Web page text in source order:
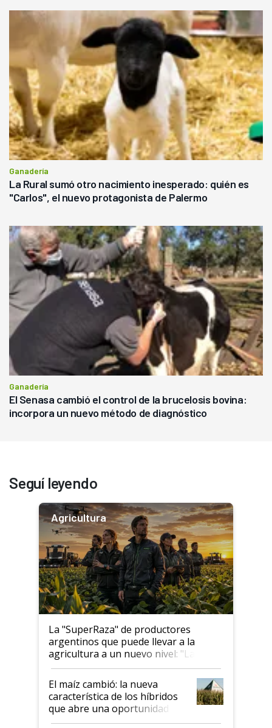
Ganadería
La Rural sumó otro nacimiento inesperado: quién es
"Carlos", el nuevo protagonista de Palermo
Ganadería
El Senasa cambió el control de la brucelosis bovina:
incorpora un nuevo método de diagnóstico
Seguí leyendo
Agricultura
La "SuperRaza" de productores
argentinos que puede llevar a la
agricultura a un nuevo nivel: "Las
posibilidades de crecimiento son
infinitas"
El maíz cambió: la nueva
característica de los híbridos
que abre una oportunidad en
el lote